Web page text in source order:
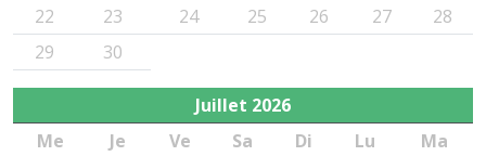
22
23 24 25 26 27
28
29
30
Juillet 2026
Me
Je Ve Sa Di Lu
Ma